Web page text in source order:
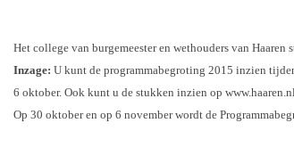
Het college van burgemeester en wethouders van
Inzage: U kunt de programmabegroting 2015 inzien
6 oktober. Ook kunt u de stukken inzien op
Op 30 oktober en op 6 november wordt de